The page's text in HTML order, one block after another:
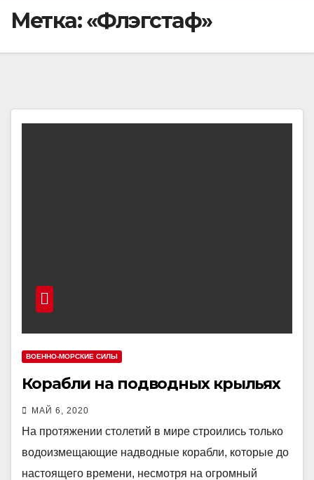
Метка:«Флэгстаф»
ВОЕННО-МОРСКИЕ СИЛЫ
Корабли на подводных крыльях
МАЙ 6, 2020
На протяжении столетий в мире строились только
водоизмещающие надводные корабли, которые до
настоящего времени, несмотря на огромный